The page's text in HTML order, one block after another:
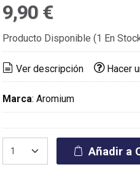
9,90 €
Producto Disponible (1 En
Ver descripción Hacer
Marca: Aromium
Añadir a